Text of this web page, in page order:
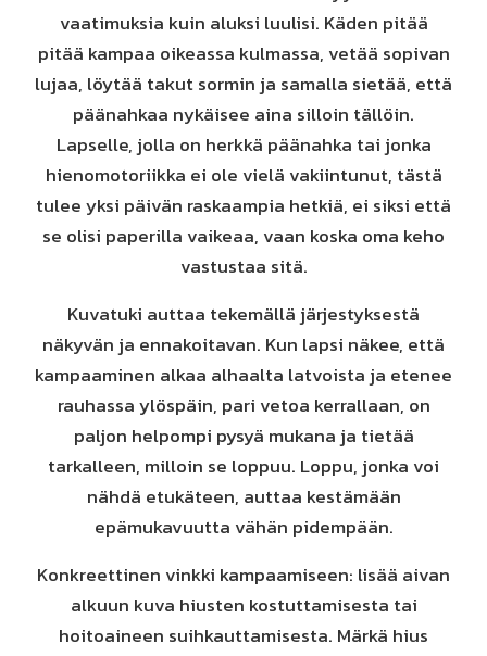
vaatimuksia kuin aluksi luulisi. Käden pitää
pitää kampaa oikeassa kulmassa, vetää sopivan
lujaa, löytää takut sormin ja samalla sietää, että
päänahkaa nykäisee aina silloin tällöin.
Lapselle, jolla on herkkä päänahka tai jonka
hienomotoriikka ei ole vielä vakiintunut, tästä
tulee yksi päivän raskaampia hetkiä, ei siksi että
se olisi paperilla vaikeaa, vaan koska oma keho
vastustaa sitä.
Kuvatuki auttaa tekemällä järjestyksestä
näkyvän ja ennakoitavan. Kun lapsi näkee, että
kampaaminen alkaa alhaalta latvoista ja etenee
rauhassa ylöspäin, pari vetoa kerrallaan, on
paljon helpompi pysyä mukana ja tietää
tarkalleen, milloin se loppuu. Loppu, jonka voi
nähdä etukäteen, auttaa kestämään
epämukavuutta vähän pidempään.
Konkreettinen vinkki kampaamiseen: lisää aivan
alkuun kuva hiusten kostuttamisesta tai
hoitoaineen suihkauttamisesta. Märkä hius